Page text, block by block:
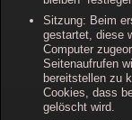
Sitzung: Beim
gestartet, diese
Computer
Seitenaufrufen
bereitstellen zu
Cookies, dass
gelöscht wird.